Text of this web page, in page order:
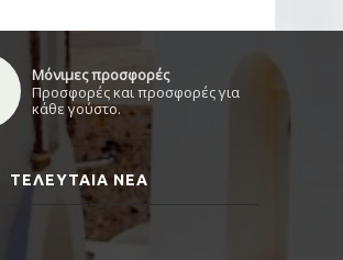
Μόνιμες προσφορές
Προσφορές και προσφορές για
κάθε γούστο.
ΤΕΛΕΥΤΑΊΑ ΝΈΑ